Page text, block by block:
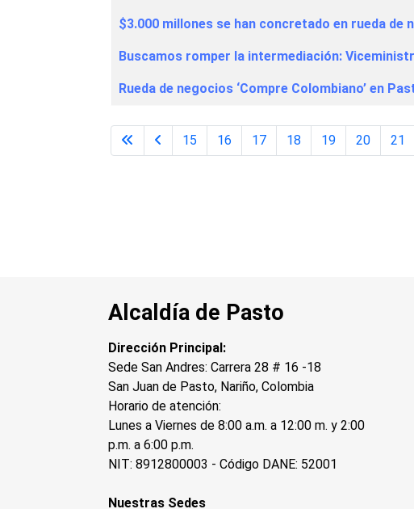
$3.000 millones se han concretado en rueda de
Buscamos romper la intermediación:
Rueda de negocios ‘Compre Colombiano’ en
15 16 17 18 19 20 21
Alcaldía de Pasto
Dirección Principal:
Sede San Andres: Carrera 28 # 16 -18
San Juan de Pasto, Nariño, Colombia
Horario de atención:
Lunes a Viernes de 8:00 a.m. a 12:00 m. y 2:00
p.m. a 6:00 p.m.
NIT: 8912800003 - Código DANE: 52001
Nuestras Sedes